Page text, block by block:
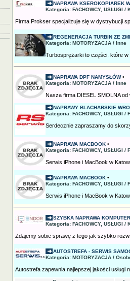
NAPRAWA KSEROKOPIAREK
Kategoria: FACHOWCY, USŁUGI /
Firma Prokser specjalizuje się w dystrybucji
REGENERACJA TURBIN ZE
Kategoria: MOTORYZACJA / Inne
Turbosprężarki to części, które w
NAPRAWA DPF NAMYSŁÓW•
Kategoria: MOTORYZACJA / Inne
Nasza firma DIESEL SMOLNA od
NAPRAWY BLACHARSKIE
Kategoria: FACHOWCY, USŁUGI /
Serdecznie zapraszamy do
NAPRAWA MACBOOK •
Kategoria: FACHOWCY, USŁUGI /
Serwis iPhone i MacBook w
NAPRAWA MACBOOK •
Kategoria: FACHOWCY, USŁUGI /
Serwis iPhone i MacBook w
SZYBKA NAPRAWA
Kategoria: FACHOWCY, USŁUGI /
Zdajemy sobie sprawę z tego jak szybko
AUTOSTREFA - SERWIS
Kategoria: MOTORYZACJA /
Autostrefa zapewnia najlepszej jakości usługi